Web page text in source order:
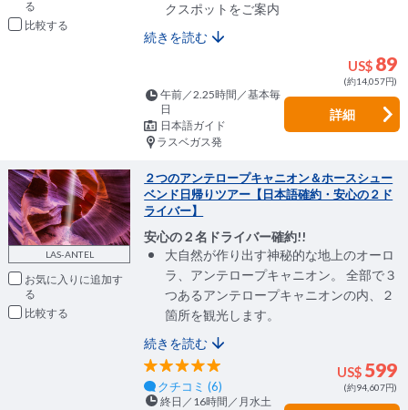
比較
クスポットをご案内
続きを読む
US$ 89
(約14,057円)
午前／2.25時間／基本毎
日
日本語ガイド
ラスベガス発
詳細
LAS-ANTEL
お気に入りに追加
比較
２つのアンテロープキャニオン＆ホースシュー
ベンド日帰りツアー【日本語確約・安心の２ド
ライバー】
安心の２名ドライバー確約!!
大自然が作り出す神秘的な地上のオーロ
ラ、アンテロープキャニオン。 全部で３
つあるアンテロープキャニオンの内、２
箇所を観光します。
続きを読む
US$ 599
(約94,607円)
クチコミ (6)
終日／16時間／月水土